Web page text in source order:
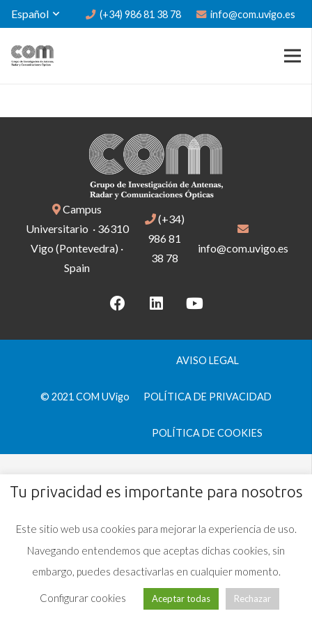
Español (+34) 986 81 38 78 info@com.uvigo.es
Campus
Universitario · 36310
Vigo (Pontevedra) ·
Spain
(+34)
986 81
38 78
info@com.uvigo.es
© 2021 COM UVigo
AVISO LEGAL
POLÍTICA DE PRIVACIDAD
POLÍTICA DE COOKIES
Tu privacidad es importante para nosotros
Este sitio web usa cookies para mejorar la experiencia de uso.
Navegando entendemos que aceptas dichas cookies, sin
embargo, puedes desactivarlas en cualquier momento.
Configurar cookies Aceptar todas Rechazar